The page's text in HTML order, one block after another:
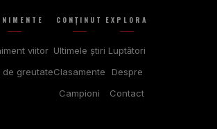
viitor
de greutate
CONȚINUT
Ultimele știri
Clasamente
Campioni
EXPLORA
Luptători
Despre
Contact